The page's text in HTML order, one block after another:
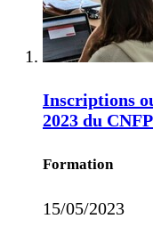
Inscriptions
2023 du
Formation
15/05/2023